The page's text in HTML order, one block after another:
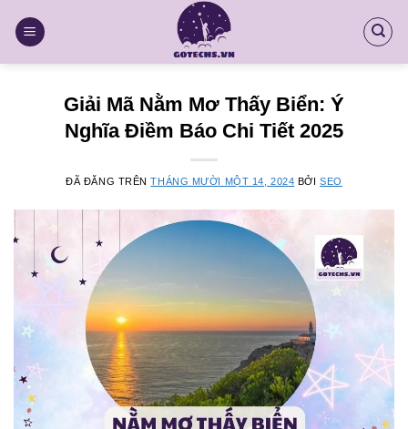
đến
Giải Mã Nằm Mơ Thấy Biển: Ý
Nghĩa Điềm Báo Chi Tiết 2025
ĐÃ ĐĂNG TRÊNTHÁNG MƯỜI MỘT 14, 2024 BỞISEO